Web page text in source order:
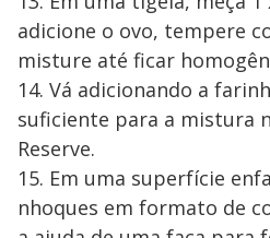
adicione o ovo, tempere
misture até ficar
14. Vá adicionando a
suficiente para a mistura
Reserve.
15. Em uma superfície
nhoques em formato de